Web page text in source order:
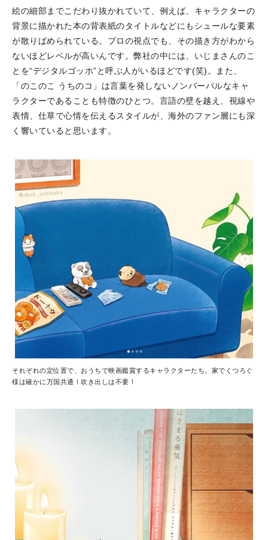
絵の細部までこだわり抜かれていて、例えば、キャラクターの
背景に描かれた本の背表紙のタイトルなどにもシュールな要素
が散りばめられている。プロの視点でも、その描き方がわから
ないほどレベルが高いんです。弊社の中には、いじまさんのこ
とを“デジタルゴッホ”と呼ぶ人がいるほどです(笑)。また、
「のこのこ うちのコ」は言葉を発しないノンバーバルなキャ
ラクターであることも特徴のひとつ。言語の壁を越え、視線や
表情、仕草で心情を伝えるスタイルが、海外のファン層にも深
く響いていると思います。
それぞれの定位置で、おうちで映画鑑賞するキャラクターたち。家でくつろぐ
様は確かに万国共通！吹き出しは不要！